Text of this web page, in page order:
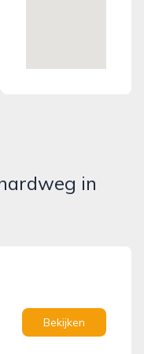
in
Bekijken